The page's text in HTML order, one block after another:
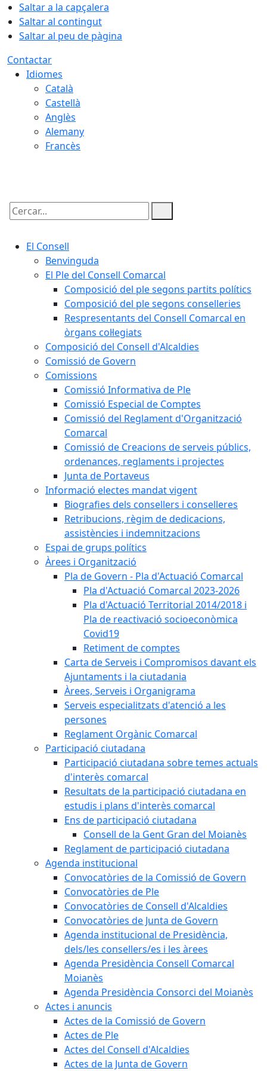
Saltar a la capçalera
Saltar al contingut
Saltar al peu de pàgina
Contactar
Idiomes
Català
Castellà
Anglès
Alemany
Francès
Cercar:
El Consell
Benvinguda
El Ple del Consell Comarcal
Composició del ple segons partits polítics
Composició del ple segons conselleries
Respresentants del Consell Comarcal en
òrgans col·legiats
Composició del Consell d'Alcaldies
Comissió de Govern
Comissions
Comissió Informativa de Ple
Comissió Especial de Comptes
Comissió del Reglament d'Organització
Comarcal
Comissió de Creacions de serveis públics,
ordenances, reglaments i projectes
Junta de Portaveus
Informació electes mandat vigent
Biografies dels consellers i conselleres
Retribucions, règim de dedicacions,
assistències i indemnitzacions
Espai de grups polítics
Àrees i Organització
Pla de Govern - Pla d'Actuació Comarcal
Pla d'Actuació Comarcal 2023-2026
Pla d'Actuació Territorial 2014/2018 i
Pla de reactivació socioeconòmica
Covid19
Retiment de comptes
Carta de Serveis i Compromisos davant els
Ajuntaments i la ciutadania
Àrees, Serveis i Organigrama
Serveis especialitzats d'atenció a les
persones
Reglament Orgànic Comarcal
Participació ciutadana
Participació ciutadana sobre temes actuals
d'interès comarcal
Resultats de la participació ciutadana en
estudis i plans d'interès comarcal
Ens de participació ciutadana
Consell de la Gent Gran del Moianès
Reglament de participació ciutadana
Agenda institucional
Convocatòries de la Comissió de Govern
Convocatòries de Ple
Convocatòries de Consell d'Alcaldies
Convocatòries de Junta de Govern
Agenda institucional de Presidència,
dels/les consellers/es i les àrees
Agenda Presidència Consell Comarcal
Moianès
Agenda Presidència Consorci del Moianès
Actes i anuncis
Actes de la Comissió de Govern
Actes de Ple
Actes del Consell d'Alcaldies
Actes de la Junta de Govern